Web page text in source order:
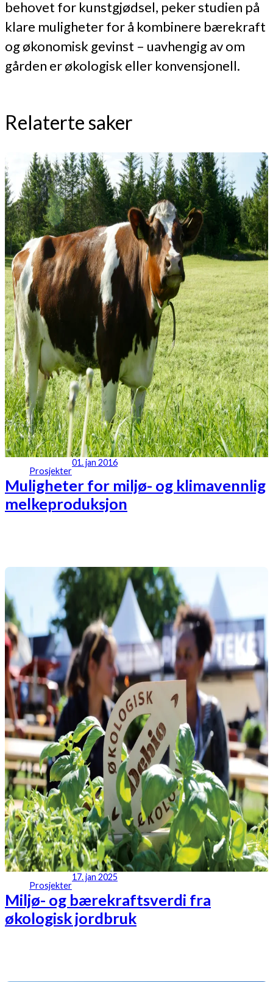
behovet for kunstgjødsel, peker studien på
klare muligheter for å kombinere bærekraft
og økonomisk gevinst – uavhengig av om
gården er økologisk eller konvensjonell.
Relaterte saker
Prosjekter
01. jan 2016
Muligheter for miljø- og klimavennlig
melkeproduksjon
Prosjekter
17. jan 2025
Miljø- og bærekraftsverdi fra
økologisk jordbruk